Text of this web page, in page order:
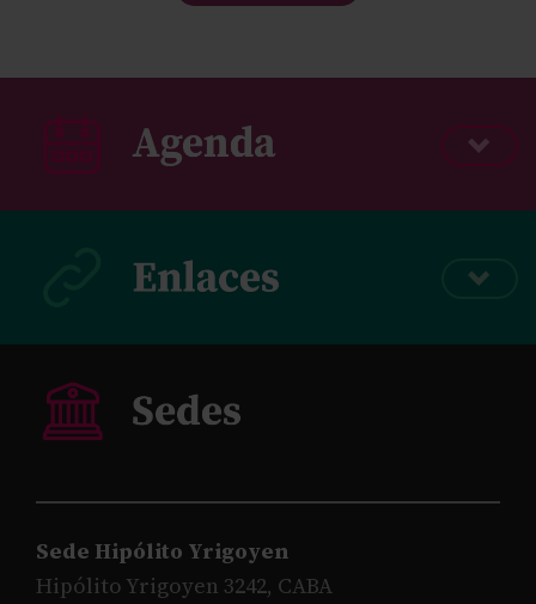
Sede Hipólito Yrigoyen
Hipólito Yrigoyen 3242, CABA